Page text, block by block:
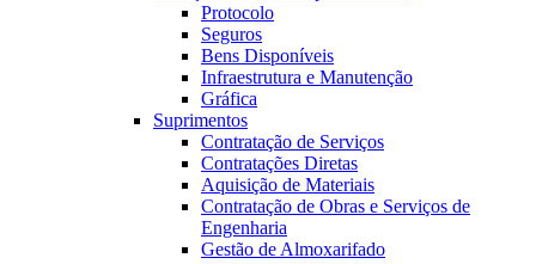
Protocolo
Seguros
Bens Disponíveis
Infraestrutura e Manutenção
Gráfica
Suprimentos
Contratação de Serviços
Contratações Diretas
Aquisição de Materiais
Contratação de Obras e Serviços de
Engenharia
Gestão de Almoxarifado